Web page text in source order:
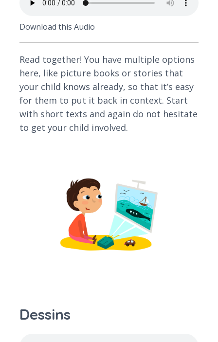
Download this Audio
Read together! You have multiple options
here, like picture books or stories that
your child knows already, so that it’s easy
for them to put it back in context. Start
with short texts and again do not hesitate
to get your child involved.
Dessins